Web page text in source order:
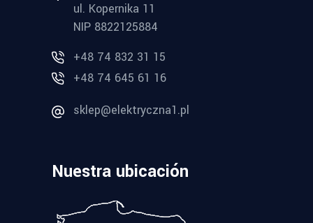
ul. Kopernika 11
NIP 8822125884
+48 74 832 31 15
+48 74 645 61 16
sklep@elektryczna1.pl
Nuestra ubicación